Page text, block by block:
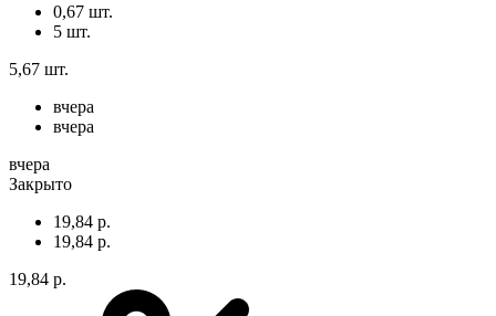
0,67 шт.
5 шт.
5,67 шт.
вчера
вчера
вчера
Закрыто
19,84 р.
19,84 р.
19,84 р.